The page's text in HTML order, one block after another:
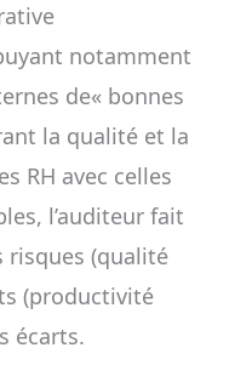
notamment
de« bonnes
la qualité et la
RH avec celles
l’auditeur fait
risques (qualité
(productivité
écarts.